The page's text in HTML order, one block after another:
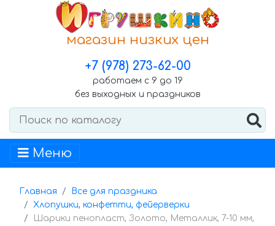
магазин низких цен
+7 (978) 273-62-00
работаем с 9 до 19
без выходных и праздников
Меню
Главная
Все для праздника
Хлопушки, конфетти, фейерверки
Шарики пенопласт, Золото, Металлик, 7-10 мм,